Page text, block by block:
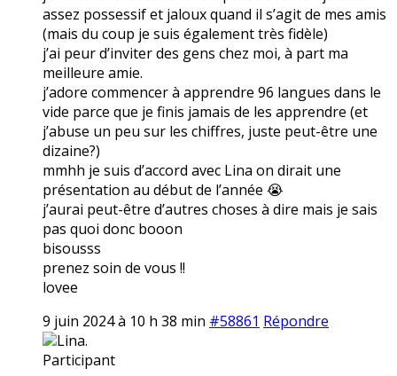
assez possessif et jaloux quand il s’agit de mes amis
(mais du coup je suis également très fidèle)
j’ai peur d’inviter des gens chez moi, à part ma
meilleure amie.
j’adore commencer à apprendre 96 langues dans le
vide parce que je finis jamais de les apprendre (et
j’abuse un peu sur les chiffres, juste peut-être une
dizaine?)
mmhh je suis d’accord avec Lina on dirait une
présentation au début de l’année 😭
j’aurai peut-être d’autres choses à dire mais je sais
pas quoi donc booon
bisousss
prenez soin de vous !!
lovee
9 juin 2024 à 10 h 38 min #58861 Répondre
Lina.
Participant